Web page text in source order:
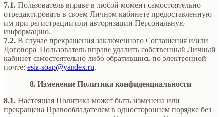
7.1. Пользователь вправе в любой момент самостоятельно
отредактировать в своем Личном кабинете предоставленную
им при регистрации или авторизации Персональную
информацию.
7.2. В случае прекращения заключенного Соглашения и/или
Договора, Пользователь вправе удалить собственный Личный
кабинет самостоятельно либо обратившись по электронной
почте: esia-soap@yandex.ru.
8. Изменение Политики конфиденциальности
8.1. Настоящая Политика может быть изменена или
прекращена Правообладателем в одностороннем порядке без